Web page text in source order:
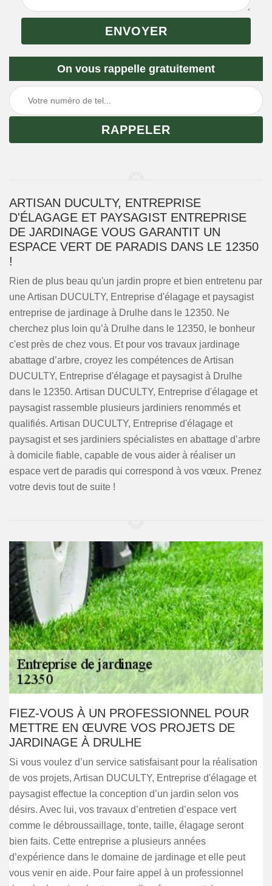
On vous rappelle gratuitement
ARTISAN DUCULTY, ENTREPRISE
D'ÉLAGAGE ET PAYSAGIST ENTREPRISE
DE JARDINAGE VOUS GARANTIT UN
ESPACE VERT DE PARADIS DANS LE 12350
!
Rien de plus beau qu'un jardin propre et bien entretenu par
une Artisan DUCULTY, Entreprise d'élagage et paysagist
entreprise de jardinage à Drulhe dans le 12350. Ne
cherchez plus loin qu’à Drulhe dans le 12350, le bonheur
c'est près de chez vous. Et pour vos travaux jardinage
abattage d’arbre, croyez les compétences de Artisan
DUCULTY, Entreprise d'élagage et paysagist à Drulhe
dans le 12350. Artisan DUCULTY, Entreprise d'élagage et
paysagist rassemble plusieurs jardiniers renommés et
qualifiés. Artisan DUCULTY, Entreprise d'élagage et
paysagist et ses jardiniers spécialistes en abattage d’arbre
à domicile fiable, capable de vous aider à réaliser un
espace vert de paradis qui correspond à vos vœux. Prenez
votre devis tout de suite !
FIEZ-VOUS À UN PROFESSIONNEL POUR
METTRE EN ŒUVRE VOS PROJETS DE
JARDINAGE À DRULHE
Si vous voulez d’un service satisfaisant pour la réalisation
de vos projets, Artisan DUCULTY, Entreprise d'élagage et
paysagist effectue la conception d’un jardin selon vos
désirs. Avec lui, vos travaux d’entretien d’espace vert
comme le débroussaillage, tonte, taille, élagage seront
bien faits. Cette entreprise a plusieurs années
d’expérience dans le domaine de jardinage et elle peut
vous venir en aide. Pour faire appel à un professionnel